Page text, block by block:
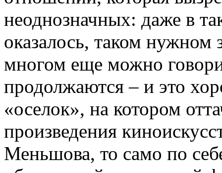
неоднозначных: даже в
оказалось, таком
многом еще можно
продолжаются – и это
«оселок», на котором
произведения
Меньшова, то само по